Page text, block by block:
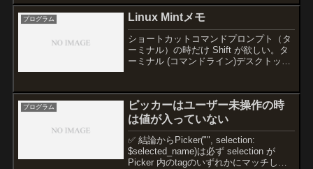
は書き変わった。@EnvironmentO...
プログラム Linux Mintメモ
ショートカットコマンドプロンプト（タ
ーミナル）の時だけ Shift が欲しい。タ
ーミナル (コマンドライン)デスクトップ
プログラム
ピッカーはユーザー未操作の時
は値が入っていない
✅ 結論からPicker("", selection:
$selected_name)は必ず selection が
Picker 内のtagのいずれかにマッチして